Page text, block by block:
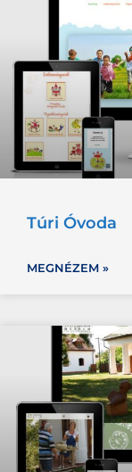
Túri Óvoda
MEGNÉZEM »